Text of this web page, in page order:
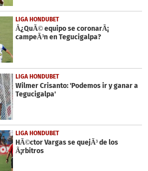
LIGA HONDUBET
Â¿QuÃ© equipo se coronarÃ¡
campeÃ³n en Tegucigalpa?
LIGA HONDUBET
Wilmer Crisanto: 'Podemos ir y ganar a
Tegucigalpa'
LIGA HONDUBET
HÃ©ctor Vargas se quejÃ³ de los
Ã¡rbitros